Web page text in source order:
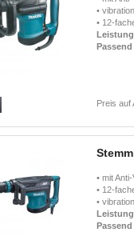
•
• 12-
Preis auf
• mit
• 12-
•